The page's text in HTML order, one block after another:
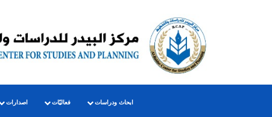
ابحاث ودراسات فعاليّات اصدارات